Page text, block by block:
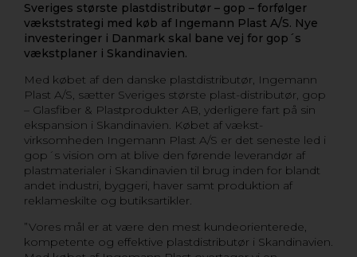
Sveriges største plastdistributør – gop – forfølger
vækststrategi med køb af Ingemann Plast A/S. Nye
investeringer i Danmark skal bane vej for gop´s
vækstplaner i Skandinavien.
Med købet af den danske plastdistributør, Ingemann
Plast A/S, sætter Sveriges største plast-distributør, gop
– Glasfiber & Plastprodukter AB, yderligere fart på sin
ekspansion i Skandinavien. Købet af vækst-
virksomheden Ingemann Plast A/S er det seneste led i
gop´s vision om at blive den førende leverandør af
plastmaterialer i Skandinavien til brug inden for blandt
andet industri, byggeri, haver samt produktion af
reklameskilte og butiksartikler.
”Vores mål er at være den mest kundeorienterede,
kompetente og effektive plastdistributør i Skandinavien.